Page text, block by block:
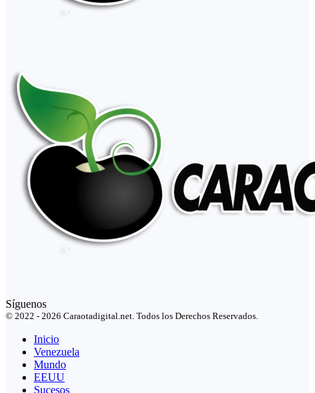
Síguenos
© 2022 - 2026 Caraotadigital.net. Todos los Derechos Reservados.
Inicio
Venezuela
Mundo
EEUU
Sucesos